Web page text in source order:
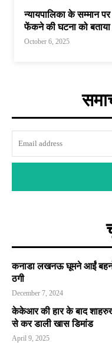
न्यायपालिका के सम्मान
फेंकने की घटना को
October 6, 2025
कनाडा लखनऊ घूमने आईं
ठगी
December 7, 2024
केकेआर की हार के बाद
से कर डाली खास डिमांड
April 9, 2025